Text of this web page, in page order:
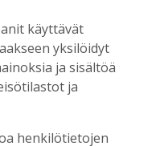
käyttävät
yksilöidyt
ja sisältöä
ja
henkilötietojen